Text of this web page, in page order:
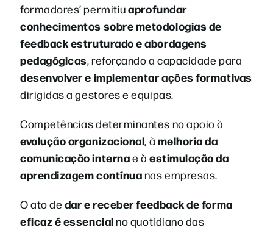
formadores’ permitiuaprofundar
conhecimentos sobre metodologias de
feedback estruturado e abordagens
pedagógicas, reforçando a capacidade para
desenvolver e implementar ações formativas
dirigidas a gestores e equipas.
Competências determinantes no apoio à
evolução organizacional, à melhoria da
comunicação internae à estimulação da
aprendizagem contínuanas empresas.
O ato de dar e receber feedback de forma
eficaz é essencialno quotidiano das